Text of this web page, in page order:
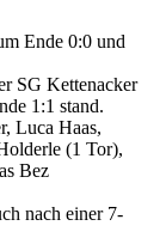
Ende 0:0 und
SG Kettenacker
1:1 stand.
Luca Haas,
(1 Tor),
Bez
nach einer 7-